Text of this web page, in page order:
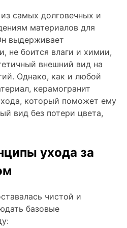
самых долговечных и
материалов для
выдерживает
не боится влаги и химии,
внешний вид на
Однако, как и любой
керамогранит
который поможет ему
вид без потери цвета,
ухода за
чистой и
базовые